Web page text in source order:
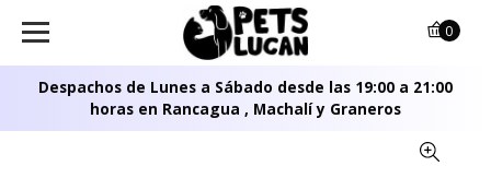
Despachos de Lunes a Sábado desde las 19:00 a 21:00
horas en Rancagua , Machalí y Graneros
0